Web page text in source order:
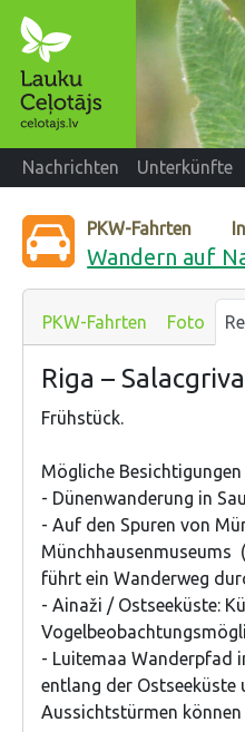
Nachrichten Unterkünfte
PKW-Fahrten
Wandern auf
PKW-Fahrten Foto
Riga –
Frühstück.
Mögliche
- Dünenwanderung in
- Auf den Spuren von
Münchhausenmuseums
führt ein Wanderweg
- Ainaži / Ostseeküste:
- Luitemaa Wanderpfad
entlang der Ostseeküste
Aussichtstürmen können